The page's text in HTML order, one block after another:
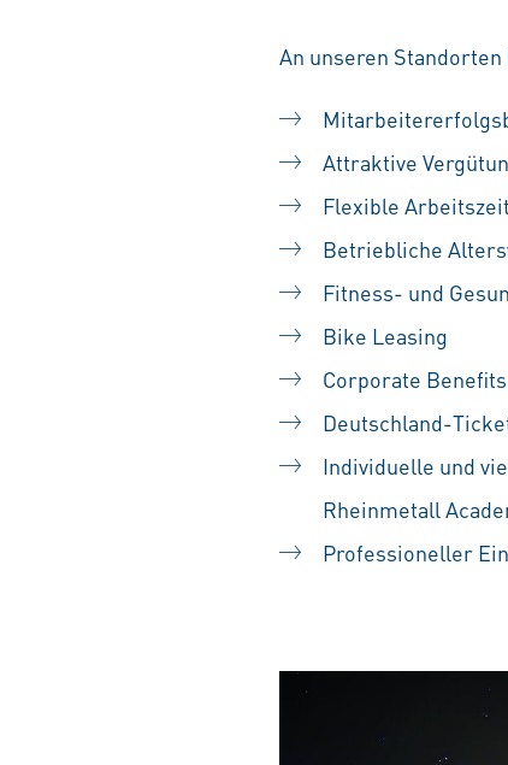
An unseren
Attraktive
Flexible
Betriebliche
Fitness- und
Bike Leasing
Corporate
Deutschland-
Individuelle und
Rheinmetall
Professioneller